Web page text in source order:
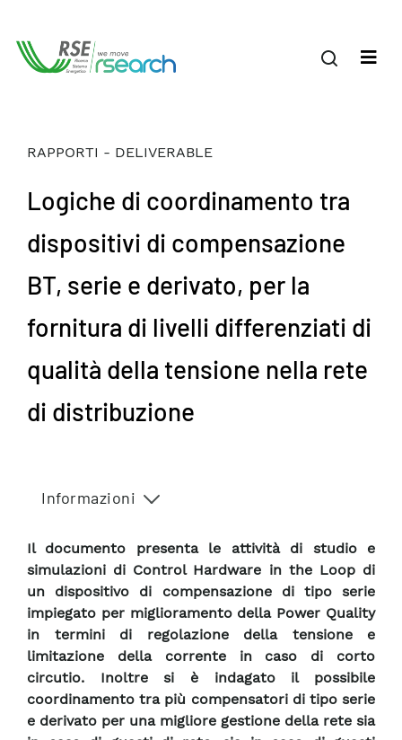
RAPPORTI - DELIVERABLE
Logiche di coordinamento tra
dispositivi di compensazione
BT, serie e derivato, per la
fornitura di livelli differenziati di
qualità della tensione nella rete
di distribuzione
Informazioni
Il documento presenta le attività di studio e
simulazioni di Control Hardware in the Loop di
un dispositivo di compensazione di tipo serie
impiegato per miglioramento della Power Quality
in termini di regolazione della tensione e
limitazione della corrente in caso di corto
circutio. Inoltre si è indagato il possibile
coordinamento tra più compensatori di tipo serie
e derivato per una migliore gestione della rete sia